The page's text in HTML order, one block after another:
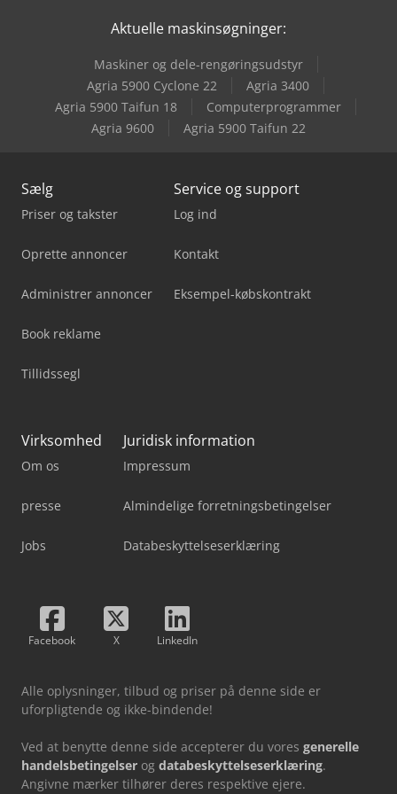
Gildemeister Nef Plus 500
Gildemeister Nef Plus 710
Gildemeister Twin 65
Aktuelle maskinsøgninger:
Maskiner og dele-rengøringsudstyr
Agria 5900 Cyclone 22
Agria 3400
Agria 5900 Taifun 18
Computerprogrammer
Agria 9600
Agria 5900 Taifun 22
Sælg
Priser og takster
Oprette annoncer
Administrer annoncer
Book reklame
Tillidssegl
Service og support
Log ind
Kontakt
Eksempel-købskontrakt
Virksomhed
Om os
presse
Jobs
Juridisk information
Impressum
Almindelige forretningsbetingelser
Databeskyttelseserklæring
Facebook X LinkedIn
Alle oplysninger, tilbud og priser på denne side er
uforpligtende og ikke-bindende!
Ved at benytte denne side accepterer du vores generelle
handelsbetingelser og databeskyttelseserklæring.
Angivne mærker tilhører deres respektive ejere.